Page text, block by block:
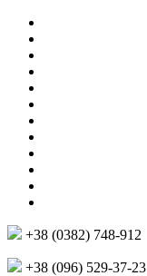
+38 (0382) 748-912
+38 (096) 529-37-23